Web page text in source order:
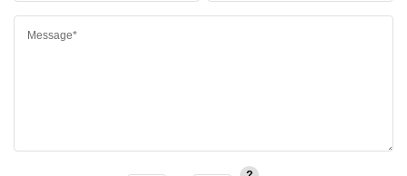
Message*